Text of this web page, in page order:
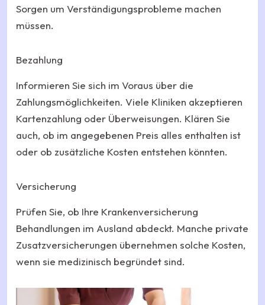
Sorgen um Verständigungsprobleme machen
müssen.
Bezahlung
Informieren Sie sich im Voraus über die
Zahlungsmöglichkeiten. Viele Kliniken akzeptieren
Kartenzahlung oder Überweisungen. Klären Sie
auch, ob im angegebenen Preis alles enthalten ist
oder ob zusätzliche Kosten entstehen könnten.
Versicherung
Prüfen Sie, ob Ihre Krankenversicherung
Behandlungen im Ausland abdeckt. Manche private
Zusatzversicherungen übernehmen solche Kosten,
wenn sie medizinisch begründet sind.